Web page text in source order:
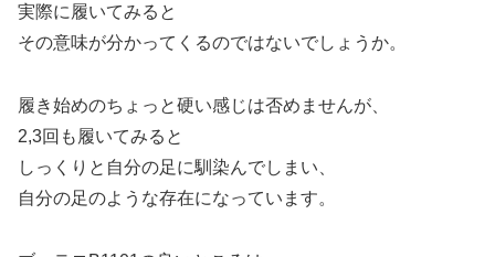
実際に履いてみると
その意味が分かってくるのではないでしょうか。
履き始めのちょっと硬い感じは否めませんが、
2,3回も履いてみると
しっくりと自分の足に馴染んでしまい、
自分の足のような存在になっています。